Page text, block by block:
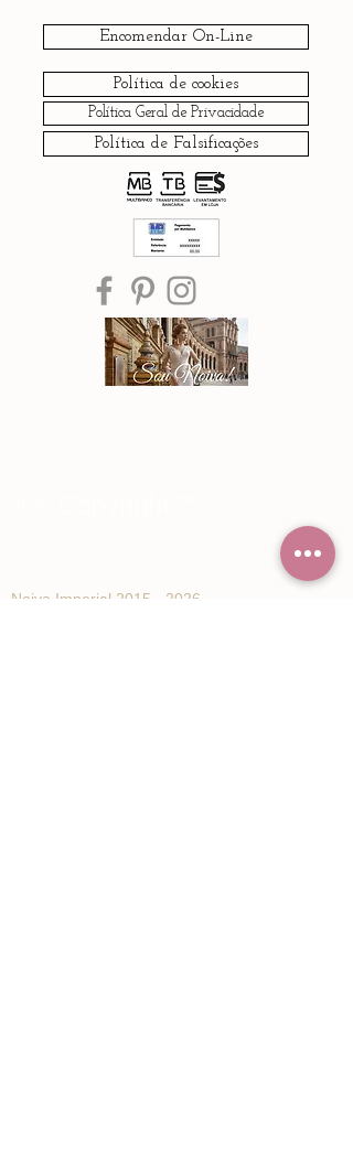
Encomendar On-Line
Política de cookies
Política Geral de Privacidade
Política de Falsificações
Noiva Imperial 2015 - 2026